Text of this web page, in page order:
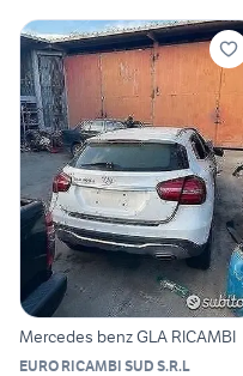
Mercedes benz GLA RICAMBI
EURO RICAMBI SUD S.R.L